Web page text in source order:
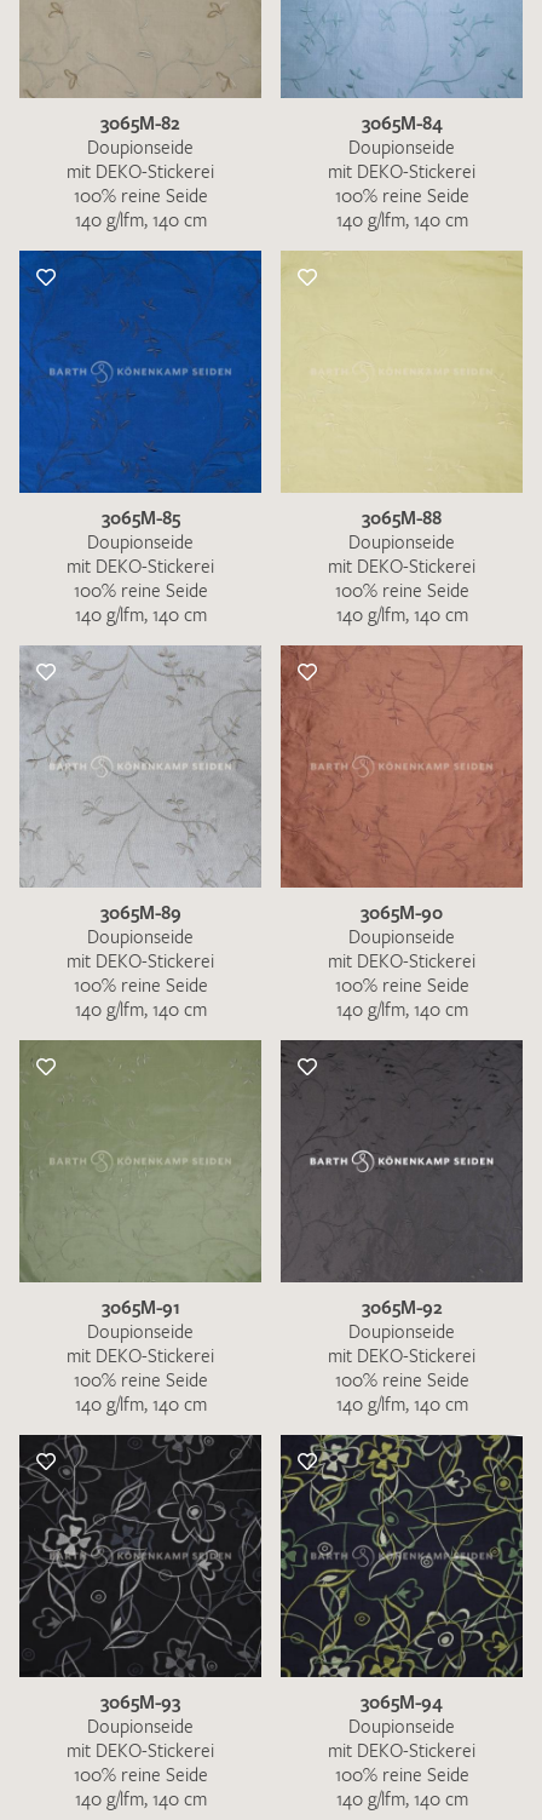
3065M-82
Doupionseide
mit DEKO-Stickerei
100% reine Seide
140 g/lfm, 140 cm
3065M-84
Doupionseide
mit DEKO-Stickerei
100% reine Seide
140 g/lfm, 140 cm
3065M-85
Doupionseide
mit DEKO-Stickerei
100% reine Seide
140 g/lfm, 140 cm
3065M-88
Doupionseide
mit DEKO-Stickerei
100% reine Seide
140 g/lfm, 140 cm
3065M-89
Doupionseide
mit DEKO-Stickerei
100% reine Seide
140 g/lfm, 140 cm
3065M-90
Doupionseide
mit DEKO-Stickerei
100% reine Seide
140 g/lfm, 140 cm
3065M-91
Doupionseide
mit DEKO-Stickerei
100% reine Seide
140 g/lfm, 140 cm
3065M-92
Doupionseide
mit DEKO-Stickerei
100% reine Seide
140 g/lfm, 140 cm
3065M-93
Doupionseide
mit DEKO-Stickerei
100% reine Seide
140 g/lfm, 140 cm
3065M-94
Doupionseide
mit DEKO-Stickerei
100% reine Seide
140 g/lfm, 140 cm